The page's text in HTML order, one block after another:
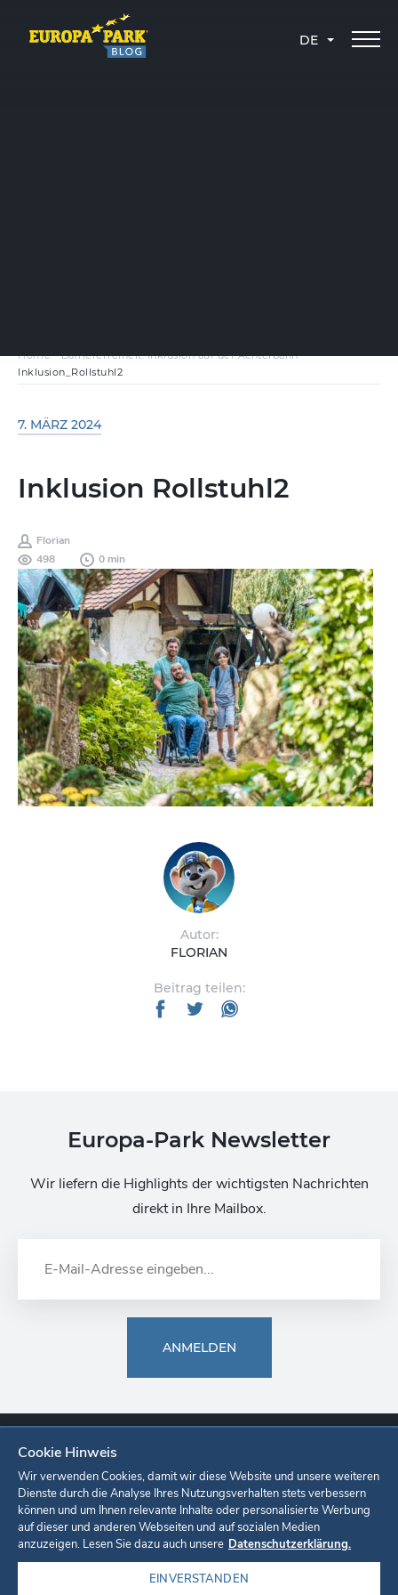
DE
Home-Barrierefreiheit: Inklusion auf der Achterbahn-
Inklusion_Rollstuhl2
7. MÄRZ 2024
Inklusion Rollstuhl2
Florian
498
0 min
Autor:
FLORIAN
Beitrag teilen:
Europa-Park Newsletter
Wir liefern die Highlights der wichtigsten Nachrichten
direkt in Ihre Mailbox.
ANMELDEN
Europa-Park Ticketshop Onlineshop Karriere Unternehmen
Datenschutzerklärung Cookie-Einstellungen Impressum
Cookie Hinweis
Wir verwenden Cookies, damit wir diese Website und unsere weiteren
Dienste durch die Analyse Ihres Nutzungsverhalten stets verbessern
können und um Ihnen relevante Inhalte oder personalisierte Werbung
auf dieser und anderen Webseiten und auf sozialen Medien
anzuzeigen. Lesen Sie dazu auch unsere Datenschutzerklärung.
EINVERSTANDEN